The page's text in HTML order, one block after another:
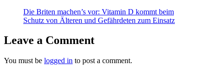
Die Briten machen’s vor: Vitamin D kommt beim
Schutz von Älteren und Gefährdeten zum Einsatz
Leave a Comment
You must be logged in to post a comment.